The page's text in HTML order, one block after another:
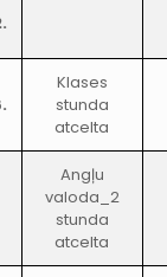
Klases
stunda
atcelta
Angļu
valoda_2
stunda
atcelta